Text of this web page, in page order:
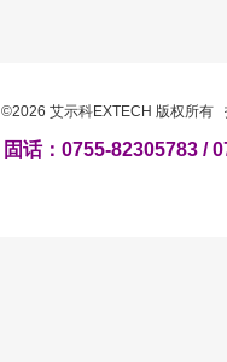
©2026 艾示科EXTECH 版权所有
固话：0755-82305783 /